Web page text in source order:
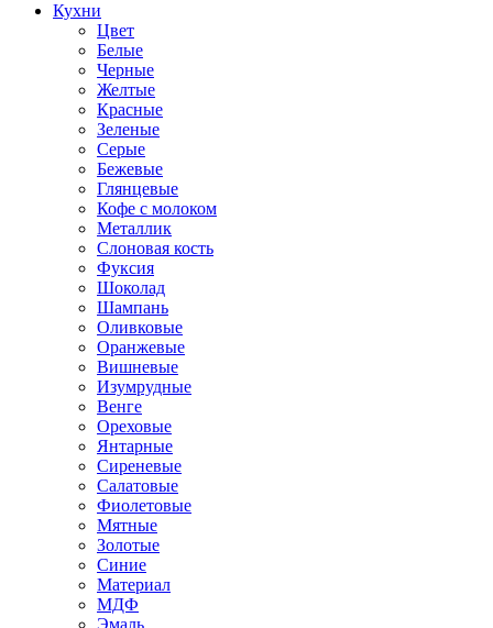
Кухни
Цвет
Белые
Черные
Желтые
Красные
Зеленые
Серые
Бежевые
Глянцевые
Кофе с молоком
Металлик
Слоновая кость
Фуксия
Шоколад
Шампань
Оливковые
Оранжевые
Вишневые
Изумрудные
Венге
Ореховые
Янтарные
Сиреневые
Салатовые
Фиолетовые
Мятные
Золотые
Синие
Материал
МДФ
Эмаль